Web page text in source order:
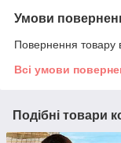
Умови
Повернення товару
Всі умови
Подібні товари